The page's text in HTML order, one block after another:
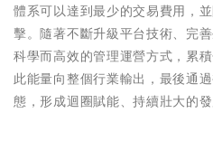
體系可以達到最少的交易費用，
擊。隨著不斷升級平台技術、完
科學而高效的管理運營方式，累
此能量向整個行業輸出，最後通
態，形成迴圈賦能、持續壯大的發